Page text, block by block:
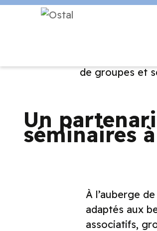
Un
séminaires
À l’auberge
adaptés aux
associatifs,